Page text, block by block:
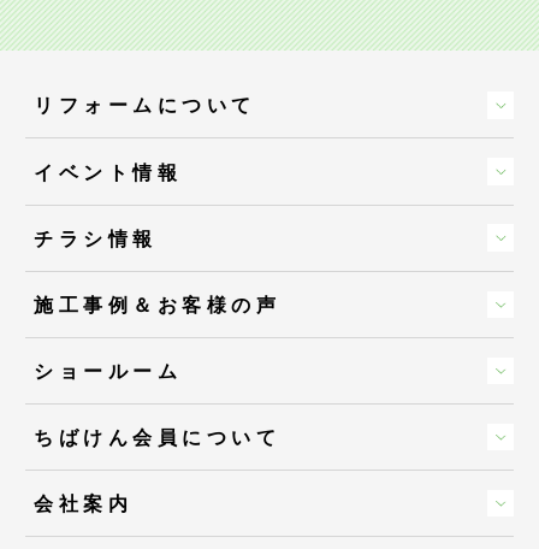
リフォームについて
イベント情報
チラシ情報
施工事例＆お客様の声
ショールーム
ちばけん会員について
会社案内